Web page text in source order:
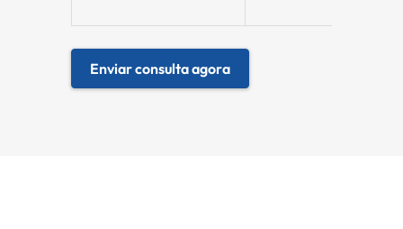
Enviar consulta agora